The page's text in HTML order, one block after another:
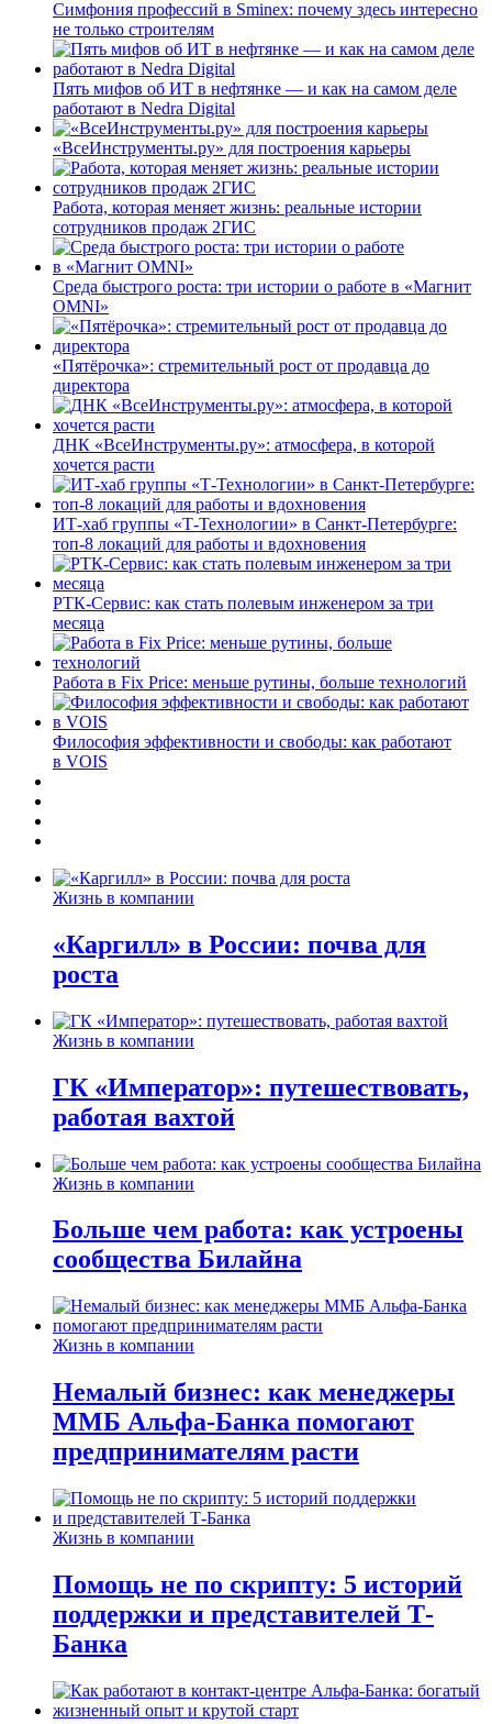
Симфония профессий в Sminex: почему здесь интересно
не только строителям
Пять мифов об ИТ в нефтянке — и как на самом деле
работают в Nedra Digital
«ВсеИнструменты.ру» для построения карьеры
Работа, которая меняет жизнь: реальные истории
сотрудников продаж 2ГИС
Среда быстрого роста: три истории о работе в «Магнит
OMNI»
«Пятёрочка»: стремительный рост от продавца до
директора
ДНК «ВсеИнструменты.ру»: атмосфера, в которой
хочется расти
ИТ-хаб группы «Т-Технологии» в Санкт-Петербурге:
топ-8 локаций для работы и вдохновения
РТК-Сервис: как стать полевым инженером за три
месяца
Работа в Fix Price: меньше рутины, больше технологий
Философия эффективности и свободы: как работают
в VOIS
Жизнь в компании
«Каргилл» в России: почва для
роста
Жизнь в компании
ГК «Император»: путешествовать,
работая вахтой
Жизнь в компании
Больше чем работа: как устроены
сообщества Билайна
Жизнь в компании
Немалый бизнес: как менеджеры
ММБ Альфа-Банка помогают
предпринимателям расти
Жизнь в компании
Помощь не по скрипту: 5 историй
поддержки и представителей Т-
Банка